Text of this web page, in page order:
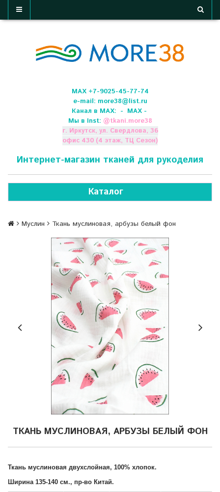
МАХ +7-9025-45-77-74
e-mail: more38@list.ru
Канал в МАХ: - МАХ -
Мы в Inst: @tkani.more38
г. Иркутск, ул. Свердлова, 36
офис 430 (4 этаж, ТЦ Сезон)
Интернет-магазин тканей для рукоделия
Каталог
Муслин Ткань муслиновая, арбузы белый фон
ТКАНЬ МУСЛИНОВАЯ, АРБУЗЫ БЕЛЫЙ ФОН
Ткань муслиновая двухслойная, 100% хлопок.
Ширина 135-140 см., пр-во Китай.